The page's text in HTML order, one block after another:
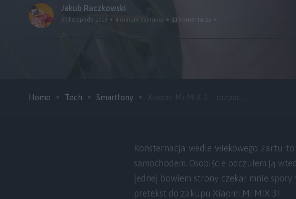
Jakub Raczkowski
30 listopada 2018 4 minuty czytania 11 komentarzy
Home Tech Smartfony
Konsternacja wedle wiekowego żartu
samochodem. Osobiście odczułem ją
jednej bowiem strony czekał mnie
pretekst do zakupu Xiaomi Mi MIX 3!